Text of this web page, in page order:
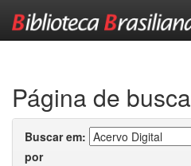
Página de busca
Buscar em:
por